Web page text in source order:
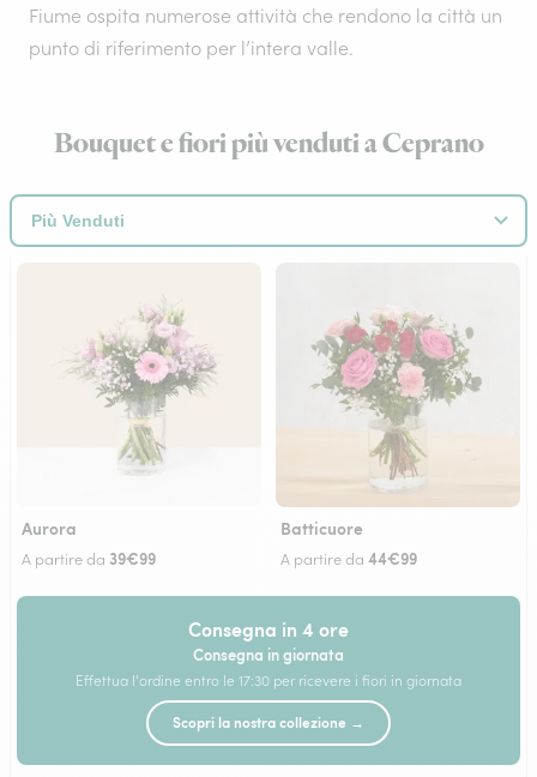
Fiume ospita numerose attività che rendono la città un
punto di riferimento per l’intera valle.
Bouquet e fiori più venduti a Ceprano
Aurora
A partire da 39€99
Batticuore
A partire da 44€99
Consegna in 4 ore
Consegna in giornata
Effettua l'ordine entro le 17:30 per ricevere i fiori in giornata
Scopri la nostra collezione →